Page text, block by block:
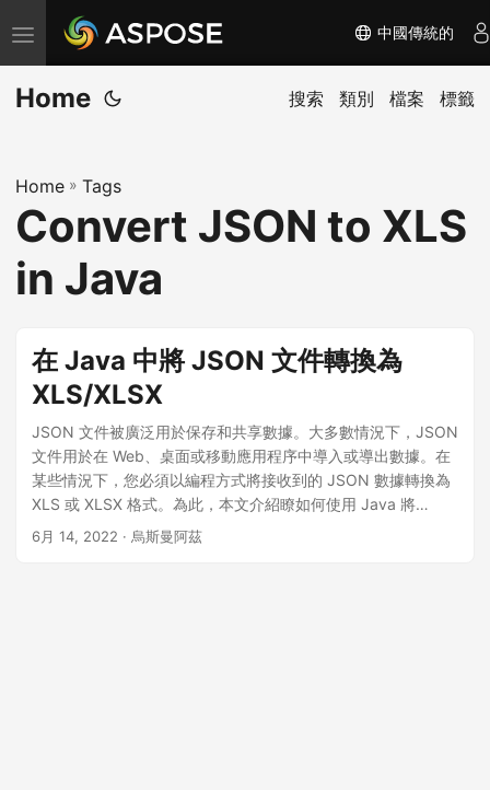
切
换
导
中國傳統的
Home 搜索 類別 檔案 標籤
Home » Tags
Convert JSON to XLS
in Java
在 Java 中將 JSON 文件轉換為
XLS/XLSX
JSON 文件被廣泛用於保存和共享數據。大多數情況下，JSON
文件用於在 Web、桌面或移動應用程序中導入或導出數據。在
某些情況下，您必須以編程方式將接收到的 JSON 數據轉換為
XLS 或 XLSX 格式。為此，本文介紹瞭如何使用 Java 將
JSON 文件轉換為 Excel XLS 或 XLSX。
6月 14, 2022 · 烏斯曼阿茲